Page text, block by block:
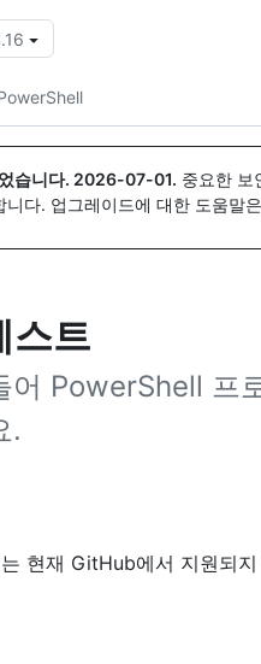
습니다. 2026-07-01. 중요한 보
니다. 업그레이드에 대한 도움말은
스트
PowerShell 프
.
현재 GitHub에서 지원되지